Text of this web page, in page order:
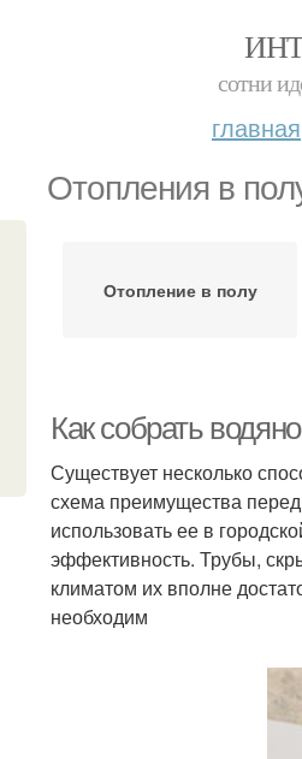
сотни
главная
Отопления в
Отопление в полу
Как собрать
Существует несколько
схема преимущества
использовать ее в
эффективность. Трубы,
климатом их вполне
необходим